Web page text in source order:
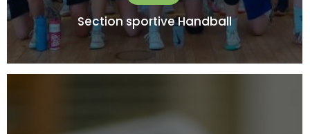
Section sportive Handball